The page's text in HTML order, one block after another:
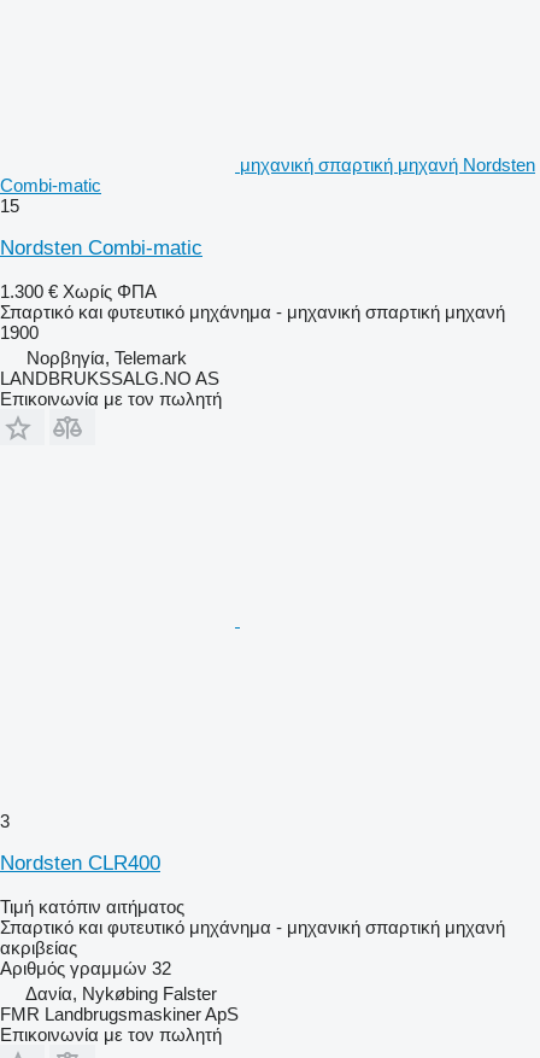
μηχανική σπαρτική μηχανή Nordsten
Combi-matic
15
Nordsten Combi-matic
1.300 € Χωρίς ΦΠΑ
Σπαρτικό και φυτευτικό μηχάνημα - μηχανική σπαρτική μηχανή
1900
Νορβηγία, Telemark
LANDBRUKSSALG.NO AS
Επικοινωνία με τον πωλητή
3
Nordsten CLR400
Τιμή κατόπιν αιτήματος
Σπαρτικό και φυτευτικό μηχάνημα - μηχανική σπαρτική μηχανή
ακριβείας
Αριθμός γραμμών 32
Δανία, Nykøbing Falster
FMR Landbrugsmaskiner ApS
Επικοινωνία με τον πωλητή